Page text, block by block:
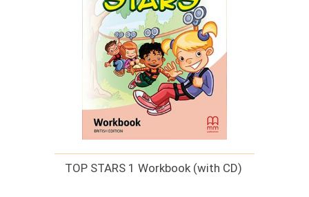
TOP STARS 1 Workbook (with CD)